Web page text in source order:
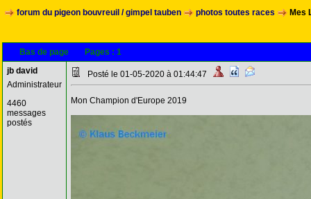
forum du pigeon bouvreuil / gimpel tauben photos toutes races Mes
Bas de page Pages : 1
jb david
Administrateur
4460
messages
postés
Posté le 01-05-2020 à 01:44:47
Mon Champion d'Europe 2019